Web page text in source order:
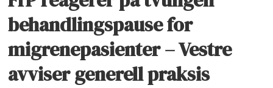
behandlingspause for
migrenepasienter – Vestre
avviser generell praksis